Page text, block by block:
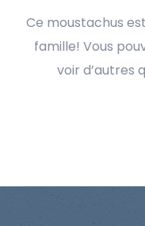
Ce moustachus
famille! Vous
voir d’autres